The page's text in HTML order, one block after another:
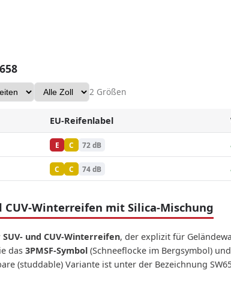
2 Größen
EU-Reifenlabel
E C 72 dB
C C 74 dB
CUV-Winterreifen mit Silica-Mischung
und CUV-Winterreifen, der explizit für
das 3PMSF-Symbol (Schneeflocke im Bergsymbol)
(studdable) Variante ist unter der Bezeichnung